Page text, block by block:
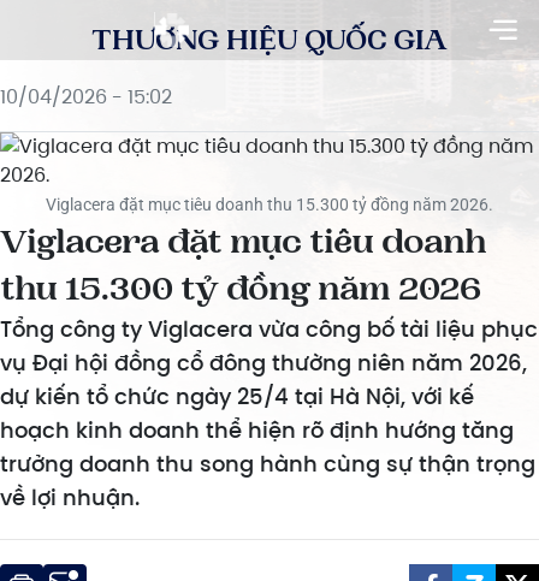
THƯƠNG HIỆU QUỐC GIA
10/04/2026 - 15:02
Viglacera đặt mục tiêu doanh thu 15.300 tỷ đồng năm 2026.
Viglacera đặt mục tiêu doanh
thu 15.300 tỷ đồng năm 2026
Tổng công ty Viglacera vừa công bố tài liệu phục
vụ Đại hội đồng cổ đông thường niên năm 2026,
dự kiến tổ chức ngày 25/4 tại Hà Nội, với kế
hoạch kinh doanh thể hiện rõ định hướng tăng
trưởng doanh thu song hành cùng sự thận trọng
về lợi nhuận.